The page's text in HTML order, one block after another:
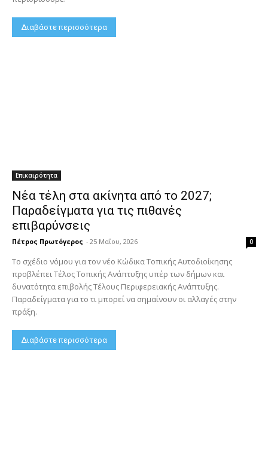
Διαβάστε περισσότερα
Επικαιρότητα
Νέα τέλη στα ακίνητα από το 2027;
Παραδείγματα για τις πιθανές
επιβαρύνσεις
Πέτρος Πρωτόγερος - 25 Μαΐου, 2026 0
Το σχέδιο νόμου για τον νέο Κώδικα Τοπικής Αυτοδιοίκησης
προβλέπει Τέλος Τοπικής Ανάπτυξης υπέρ των δήμων και
δυνατότητα επιβολής Τέλους Περιφερειακής Ανάπτυξης.
Παραδείγματα για το τι μπορεί να σημαίνουν οι αλλαγές στην
πράξη.
Διαβάστε περισσότερα